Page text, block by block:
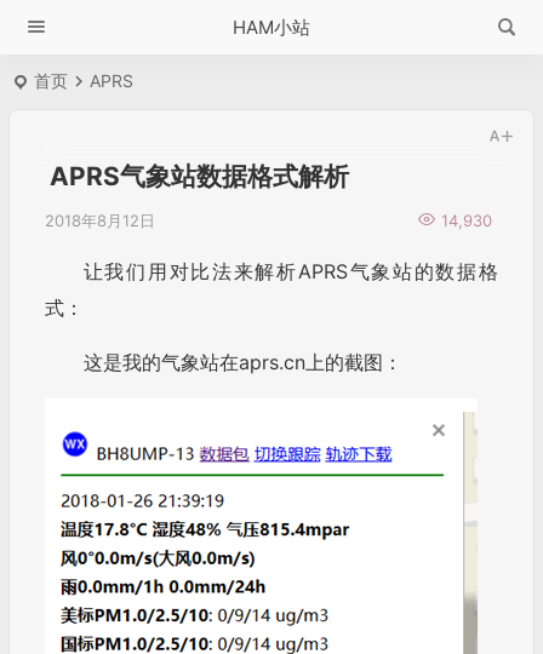
HAM小站
首页 APRS
APRS气象站数据格式解析
2018年8月12日 14,930
让我们用对比法来解析APRS气象站的数据格
式：
这是我的气象站在aprs.cn上的截图：